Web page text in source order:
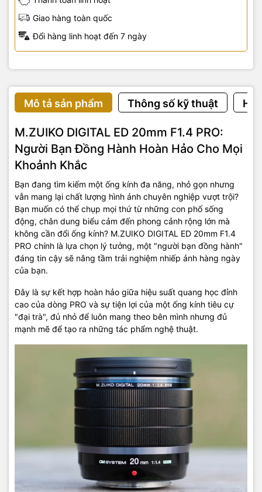
Giao hàng toàn quốc
Đổi hàng linh hoạt đến 7 ngày
Mô tả sản phẩm Thông số kỹ thuật
M.ZUIKO DIGITAL ED 20mm F1.4 PRO:
Người Bạn Đồng Hành Hoàn Hảo Cho Mọi
Khoảnh Khắc
Bạn đang tìm kiếm một ống kính đa năng, nhỏ gọn nhưng
vẫn mang lại chất lượng hình ảnh chuyên nghiệp vượt trội?
Bạn muốn có thể chụp mọi thứ từ những con phố sống
động, chân dung biểu cảm đến phong cảnh rộng lớn mà
không cần đổi ống kính? M.ZUIKO DIGITAL ED 20mm F1.4
PRO chính là lựa chọn lý tưởng, một "người bạn đồng hành"
đáng tin cậy sẽ nâng tầm trải nghiệm nhiếp ảnh hàng ngày
của bạn.
Đây là sự kết hợp hoàn hảo giữa hiệu suất quang học đỉnh
cao của dòng PRO và sự tiện lợi của một ống kính tiêu cự
"đại trà", đủ nhỏ để luôn mang theo bên mình nhưng đủ
mạnh mẽ để tạo ra những tác phẩm nghệ thuật.